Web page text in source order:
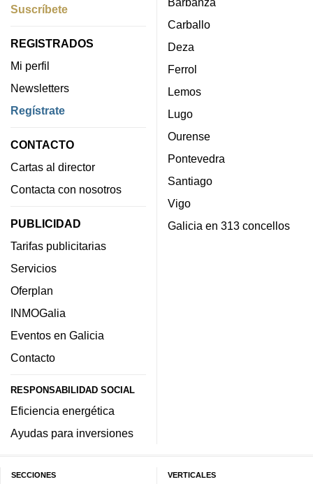
Suscríbete
REGISTRADOS
Mi perfil
Newsletters
Regístrate
CONTACTO
Cartas al director
Contacta con nosotros
PUBLICIDAD
Tarifas publicitarias
Servicios
Oferplan
INMOGalia
Eventos en Galicia
Contacto
RESPONSABILIDAD SOCIAL
Eficiencia energética
Ayudas para inversiones
Carballo
Deza
Ferrol
Lemos
Lugo
Ourense
Pontevedra
Santiago
Vigo
Galicia en 313 concellos
SECCIONES VERTICALES